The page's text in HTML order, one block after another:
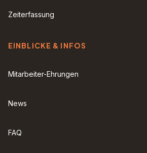
Zeiterfassung
EINBLICKE & INFOS
Mitarbeiter-Ehrungen
News
FAQ